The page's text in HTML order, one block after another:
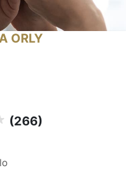
ORLY
(266)